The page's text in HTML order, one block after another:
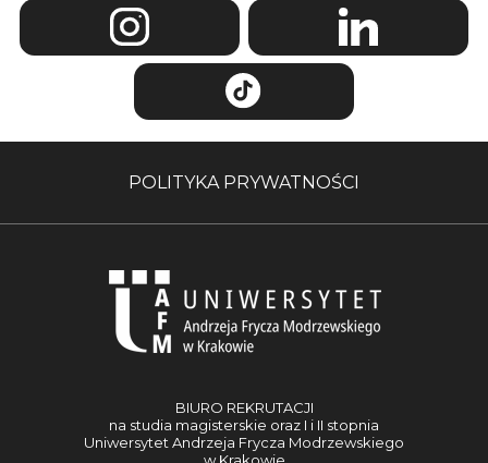
POLITYKA PRYWATNOŚCI
BIURO REKRUTACJI
na studia magisterskie oraz I i II stopnia
Uniwersytet Andrzeja Frycza Modrzewskiego
w Krakowie